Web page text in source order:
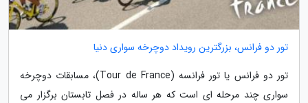
تور دو فرانس، بزرگترین رویداد دوچرخه سواری دنیا
تور دو فرانس یا تور فرانسه (Tour de France)، مسابقات دوچرخه
سواری چند مرحله ای است که هر ساله در فصل تابستان برگزار می